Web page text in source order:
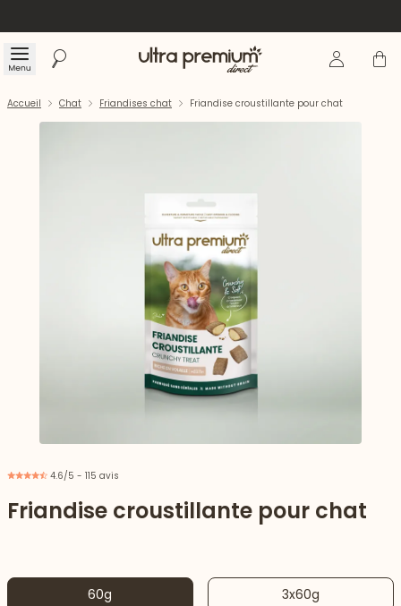
Menu Rechercher Accueil Se Panier
Accueil Chat Friandises chat Friandise croustillante pour chat
4.6/5 - 115 avis
Friandise croustillante pour chat
60g 3x60g